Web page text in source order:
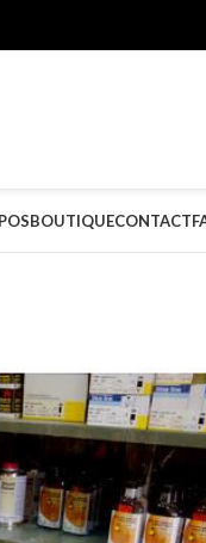
BOUTIQUECONTACT